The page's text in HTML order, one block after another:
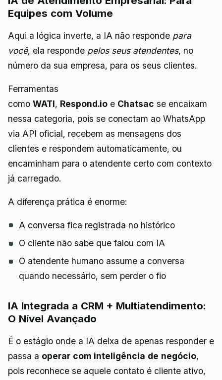
Equipes com Volume
Aqui a lógica inverte, a IA não responde para
você, ela responde pelos seus atendentes, no
número da sua empresa, para os seus clientes.
Ferramentas
como WATI, Respond.io e Chatsac se encaixam
nessa categoria, pois se conectam ao WhatsApp
via API oficial, recebem as mensagens dos
clientes e respondem automaticamente, ou
encaminham para o atendente certo com contexto
já carregado.
A diferença prática é enorme:
A conversa fica registrada no histórico
O cliente não sabe que falou com IA
O atendente humano assume a conversa
quando necessário, sem perder o fio
IA Integrada a CRM + Multiatendimento:
O Nível Avançado
É o estágio onde a IA deixa de apenas responder e
passa a operar com inteligência de negócio,
pois reconhece se aquele contato é cliente ativo,